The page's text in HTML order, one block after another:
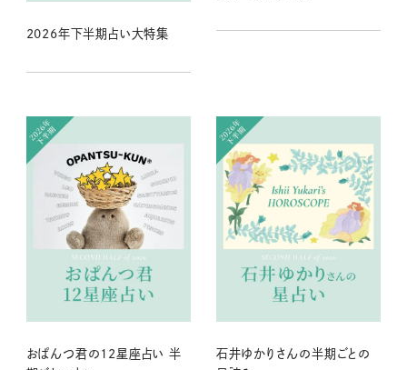
2026年下半期占い大特集
おぱんつ君の12星座占い 半
石井ゆかりさんの半期ごとの